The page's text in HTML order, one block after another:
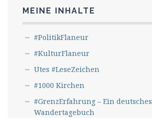
MEINE INHALTE
#PolitikFlaneur
#KulturFlaneur
Utes #LeseZeichen
#1000 Kirchen
#GrenzErfahrung – Ein deutsches
Wandertagebuch